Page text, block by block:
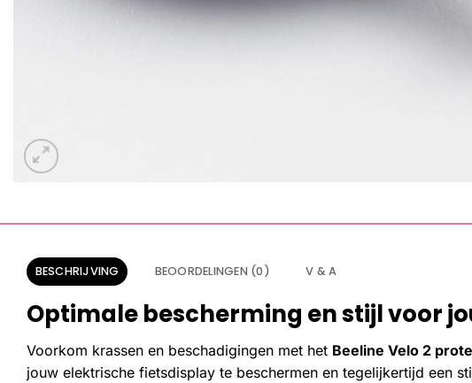
BESCHRIJVING BEOORDELINGEN (0) V & A
Optimale bescherming en stijl voor
Voorkom krassen en beschadigingen met het Beeline Velo 2
jouw elektrische fietsdisplay te beschermen en tegelijkertijd een